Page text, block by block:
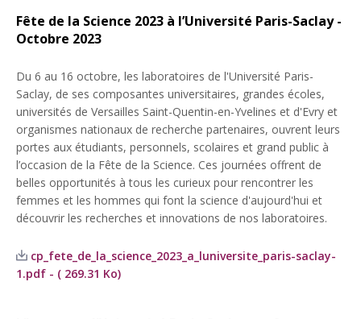
Fête de la Science 2023 à l’Université Paris-Saclay -
Octobre 2023
Du 6 au 16 octobre, les laboratoires de l'Université Paris-
Saclay, de ses composantes universitaires, grandes écoles,
universités de Versailles Saint-Quentin-en-Yvelines et d'Evry et
organismes nationaux de recherche partenaires, ouvrent leurs
portes aux étudiants, personnels, scolaires et grand public à
l’occasion de la Fête de la Science. Ces journées offrent de
belles opportunités à tous les curieux pour rencontrer les
femmes et les hommes qui font la science d'aujourd'hui et
découvrir les recherches et innovations de nos laboratoires.
cp_fete_de_la_science_2023_a_luniversite_paris-saclay-
1.pdf - ( 269.31 Ko)